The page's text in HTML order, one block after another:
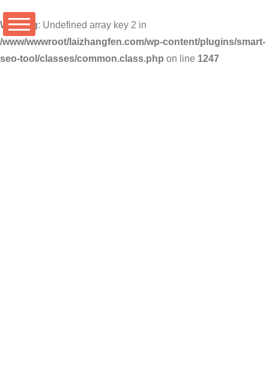
Warning: Undefined array key 2 in
/www/wwwroot/laizhangfen.com/wp-content/plugins/smart-
seo-tool/classes/common.class.php on line 1247